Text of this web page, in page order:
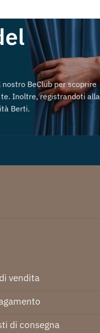
BeClub per scoprire
Inoltre, registrandoti alla
Berti.
vendita
di consegna